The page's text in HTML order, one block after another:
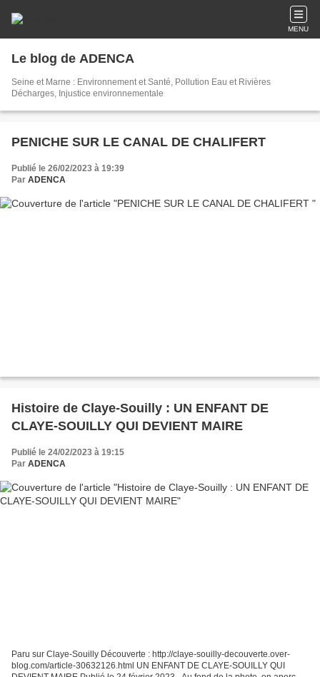
MENU
Le blog de ADENCA
Seine et Marne : Environnement et Santé, Pollution Eau et Rivières
Décharges, Injustice environnementale
PENICHE SUR LE CANAL DE CHALIFERT
Publié le 26/02/2023 à 19:39
Par ADENCA
Histoire de Claye-Souilly : UN ENFANT DE
CLAYE-SOUILLY QUI DEVIENT MAIRE
Publié le 24/02/2023 à 19:15
Par ADENCA
Paru sur Claye-Souilly Découverte : http://claye-souilly-decouverte.over-
blog.com/article-30632126.html UN ENFANT DE CLAYE-SOUILLY QUI